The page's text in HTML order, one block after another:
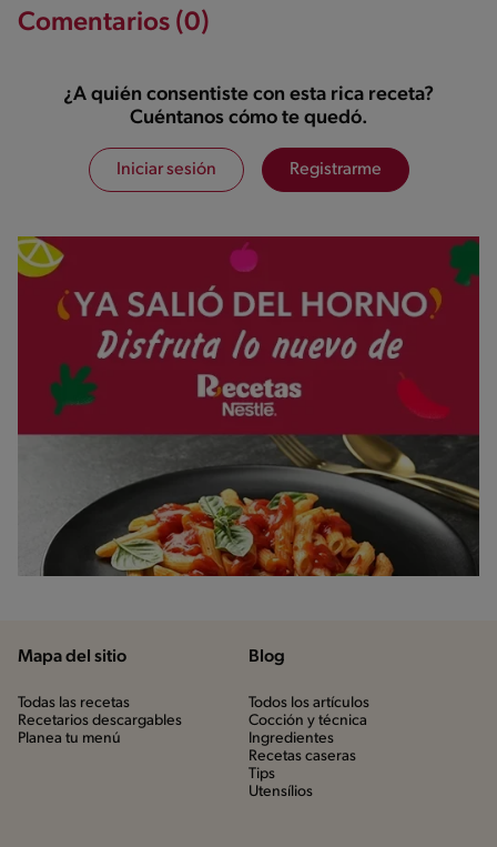
Comentarios (0)
¿A quién consentiste con esta rica receta?
Cuéntanos cómo te quedó.
Iniciar sesión Registrarme
Mapa del sitio
Todas las recetas
Recetarios descargables
Planea tu menú
Blog
Todos los artículos
Cocción y técnica
Ingredientes
Recetas caseras
Tips
Utensílios